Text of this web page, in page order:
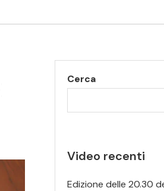
Cerca
Video recenti
Edizione delle 20.30